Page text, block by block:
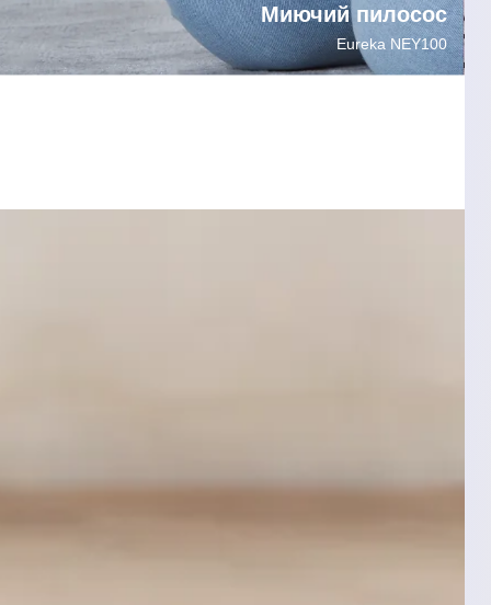
Миючий пилосос
Eureka NEY100